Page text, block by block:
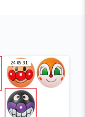
24.05.31